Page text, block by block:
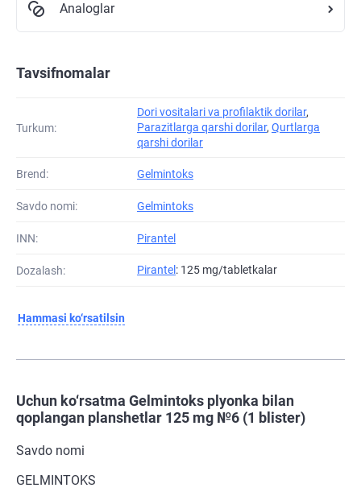
Analoglar
Tavsifnomalar
Turkum:
Dori vositalari va profilaktik dorilar,
Parazitlarga qarshi dorilar, Qurtlarga
qarshi dorilar
Brend: Gelmintoks
Savdo nomi: Gelmintoks
INN: Pirantel
Dozalash: Pirantel : 125 mg/tabletkalar
Hammasi ko‘rsatilsin
Uchun ko‘rsatma Gelmintoks plyonka bilan
qoplangan planshetlar 125 mg №6 (1 blister)
Savdo nomi
GELMINTOKS